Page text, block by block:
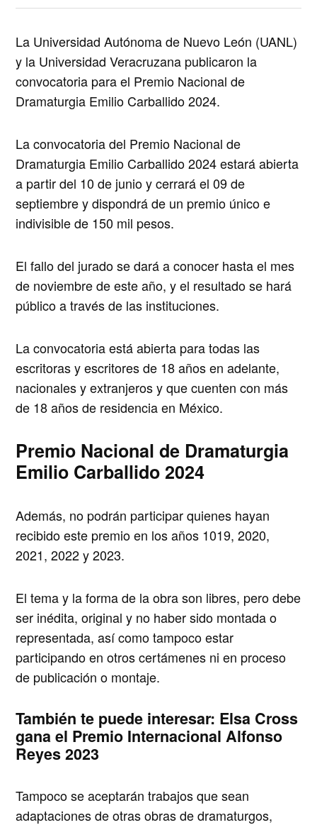
La Universidad Autónoma de Nuevo León (UANL)
y la Universidad Veracruzana publicaron la
convocatoria para el Premio Nacional de
Dramaturgia Emilio Carballido 2024.
La convocatoria del Premio Nacional de
Dramaturgia Emilio Carballido 2024 estará abierta
a partir del 10 de junio y cerrará el 09 de
septiembre y dispondrá de un premio único e
indivisible de 150 mil pesos.
El fallo del jurado se dará a conocer hasta el mes
de noviembre de este año, y el resultado se hará
público a través de las instituciones.
La convocatoria está abierta para todas las
escritoras y escritores de 18 años en adelante,
nacionales y extranjeros y que cuenten con más
de 18 años de residencia en México.
Premio Nacional de Dramaturgia
Emilio Carballido 2024
Además, no podrán participar quienes hayan
recibido este premio en los años 1019, 2020,
2021, 2022 y 2023.
El tema y la forma de la obra son libres, pero debe
ser inédita, original y no haber sido montada o
representada, así como tampoco estar
participando en otros certámenes ni en proceso
de publicación o montaje.
También te puede interesar: Elsa Cross
gana el Premio Internacional Alfonso
Reyes 2023
Tampoco se aceptarán trabajos que sean
adaptaciones de otras obras de dramaturgos,